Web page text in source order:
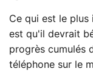
Ce qui est le plus
est qu'il devrait
progrès cumulés
téléphone sur le